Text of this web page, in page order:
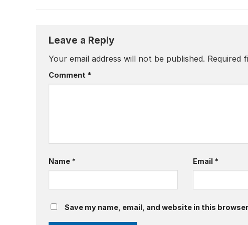
Leave a Reply
Your email address will not be published. Required
Comment *
Name * Email *
Save my name, email, and website in this